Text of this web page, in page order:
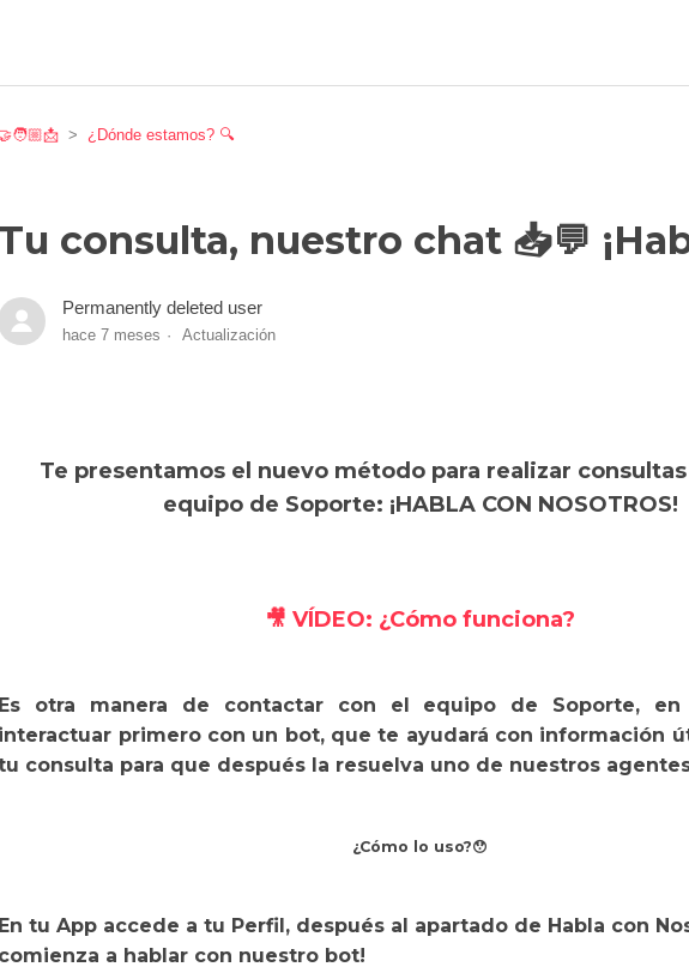
¿Dónde estamos? 🔍
Tu consulta, nuestro chat 📥💬
Permanently deleted user
hace 7 meses Actualización
Te presentamos el nuevo método para realizar
equipo de Soporte: ¡HABLA CON NOSOTROS!
🎥VÍDEO: ¿Cómo funciona?
Es otra manera de contactar con el equipo de Soporte,
interactuar primero con un bot, que te ayudará con información
consulta para que después la resuelva uno de nuestros
¿Cómo lo uso?😯
En tu App accede a tu Perfil, después al apartado de Habla con
comienza a hablar con nuestro bot!